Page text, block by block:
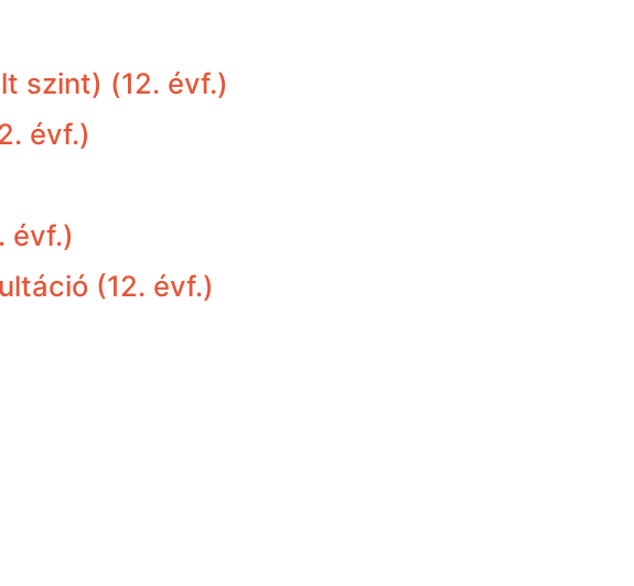
szint) (12. évf.)
évf.)
évf.)
(12. évf.)